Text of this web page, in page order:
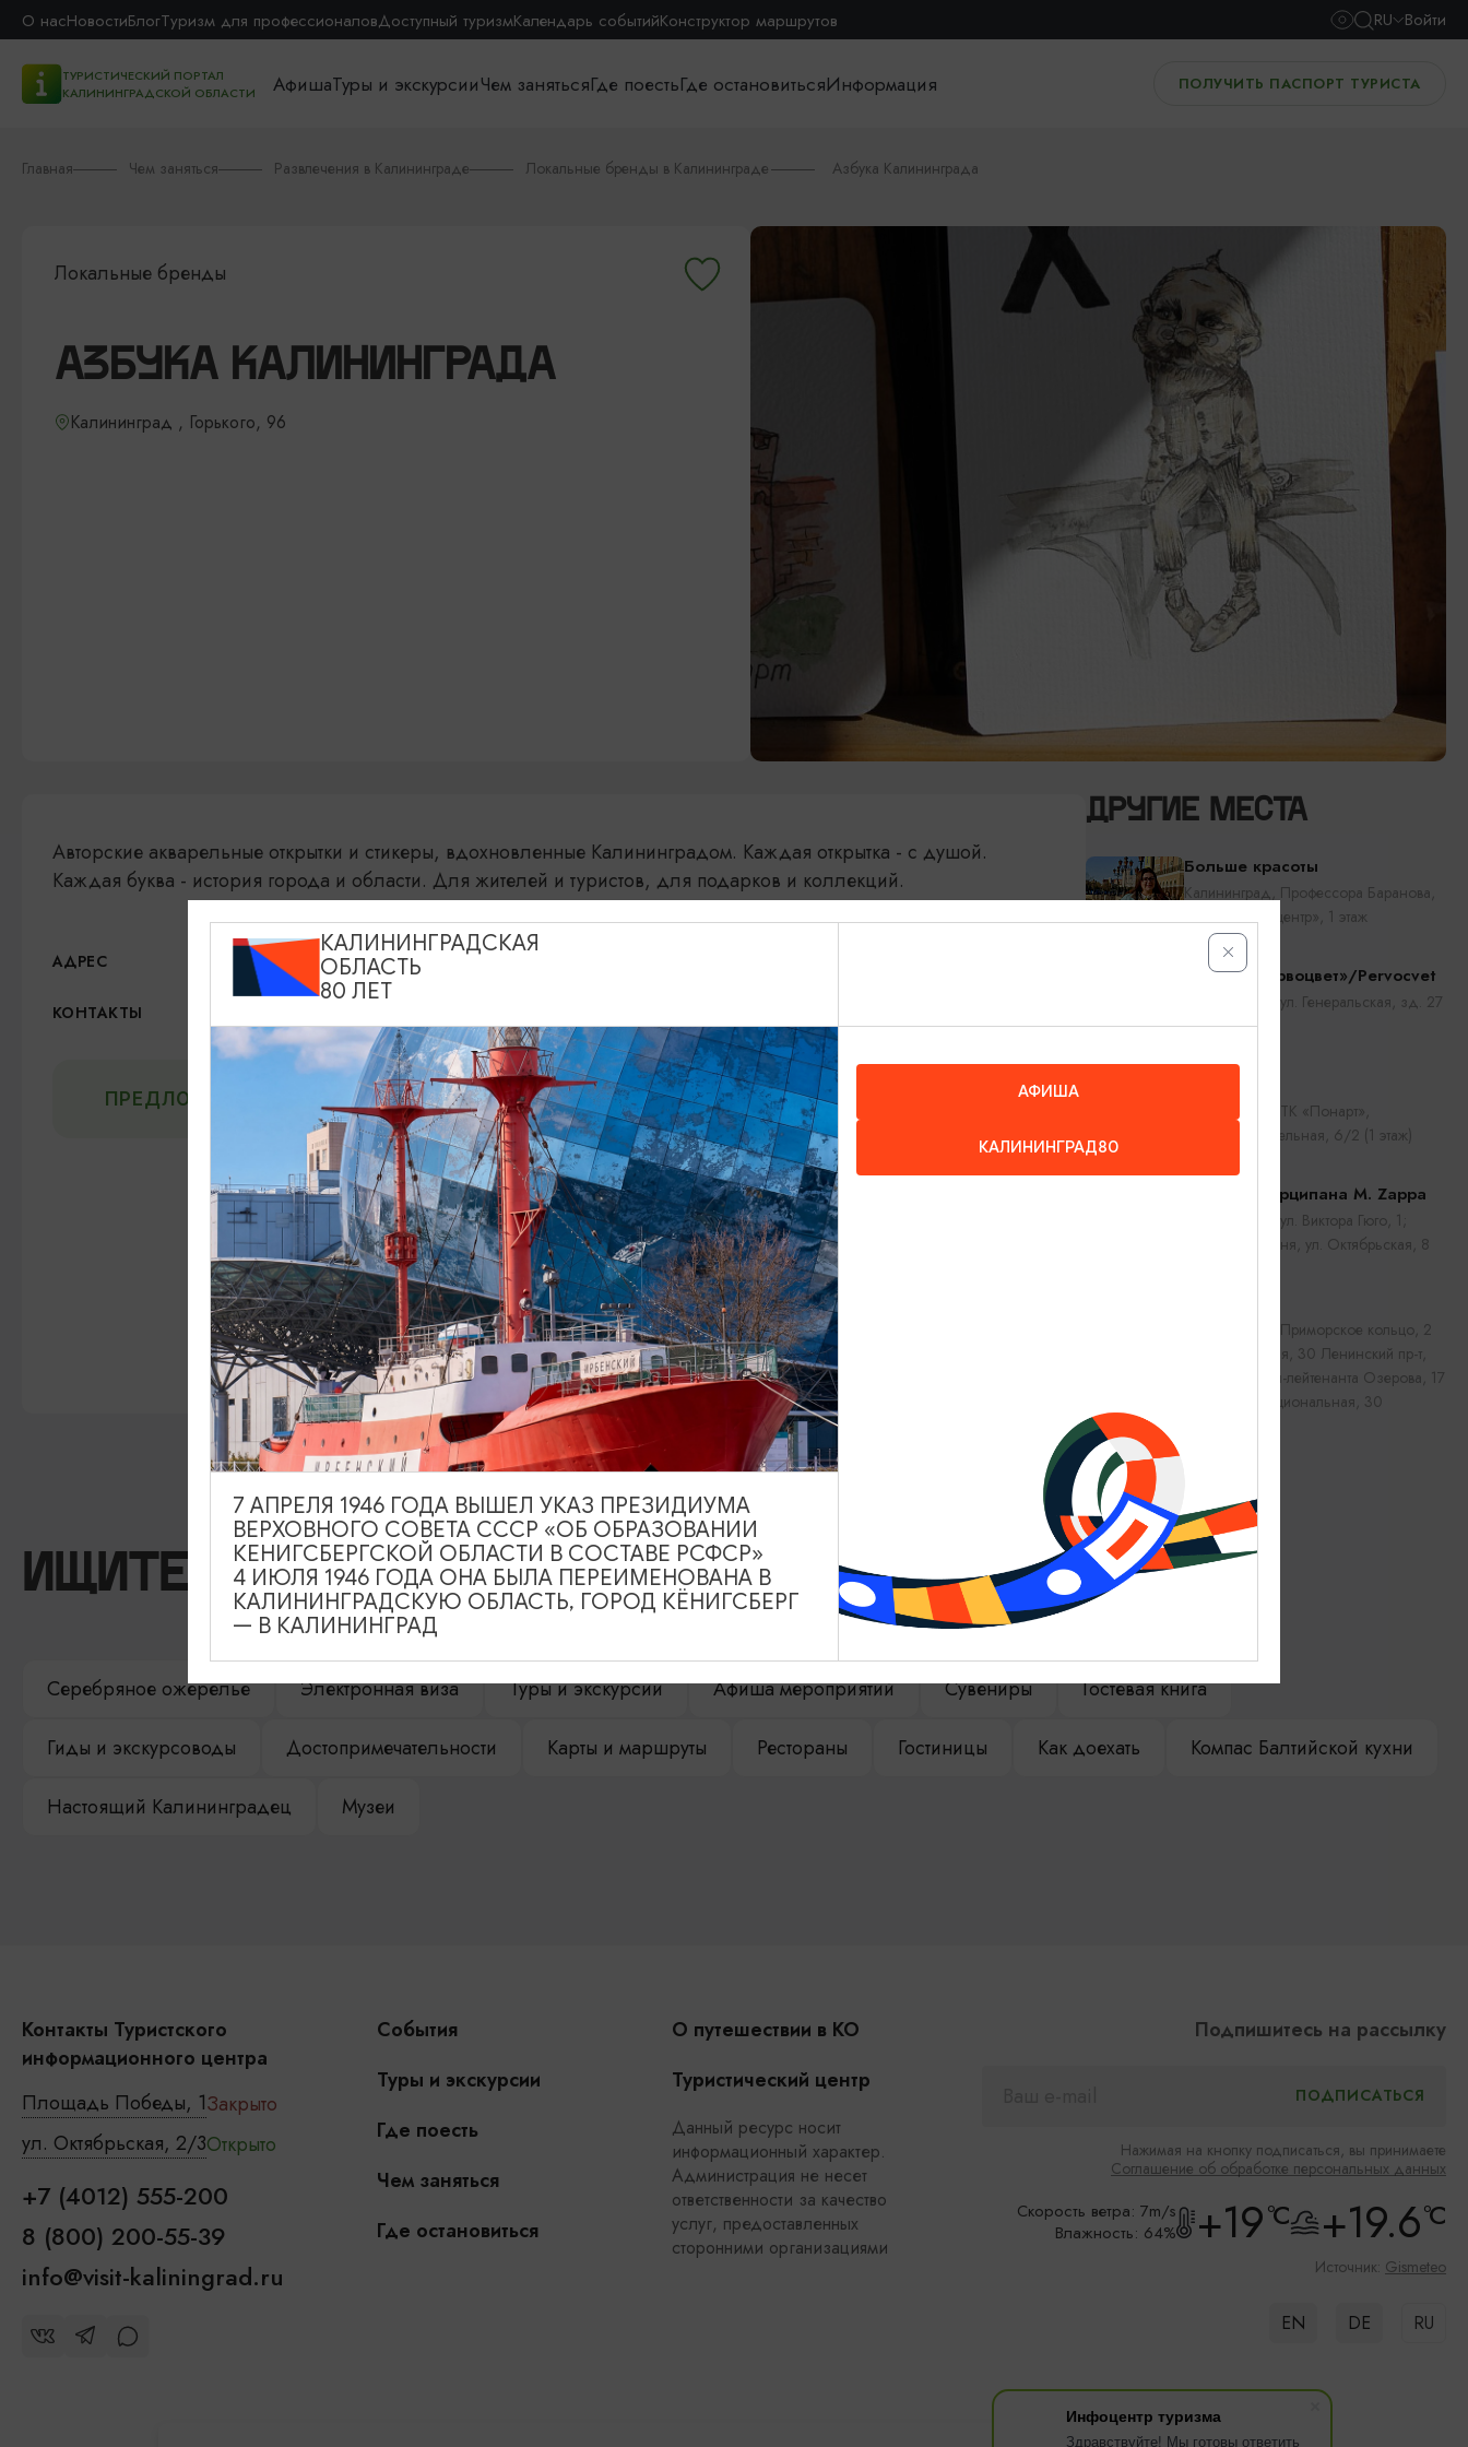
Инфоцентр туризма
Здравствуйте! Мы готовы ответить
О насНовостиБлогТуризм для профессионаловДоступный туризмКалендарь событийКонструктор маршрутов RU Войти
ТУРИСТИЧЕСКИЙ ПОРТАЛ
КАЛИНИНГРАДСКОЙ ОБЛАСТИ
АфишаТуры и экскурсииЧем занятьсяГде поестьГде остановитьсяИнформация ПОЛУЧИТЬ ПАСПОРТ ТУРИСТА
Главная Чем заняться Развлечения в Калининграде Локальные бренды в Калининграде Азбука Калининграда
Локальные бренды
АЗБУКА КАЛИНИНГРАДА
Калининград , Горького, 96
Авторские акварельные открытки и стикеры, вдохновленные Калининградом. Каждая открытка - с душой.
Каждая буква - история города и области. Для жителей и туристов, для подарков и коллекций.
АДРЕС Горького, 96, Показать на карте
КОНТАКТЫ
ПРЕДЛОЖИТЬ ИНФОРМАЦИЮ
ДРУГИЕ МЕСТА
Больше красоты
Калининград, Профессора Баранова,
30, ТРК «Эпицентр», 1 этаж
Студия «Первоцвет»/Pervocvet
Калининград, ул. Генеральская, зд. 27
Калининград, ТК «Понарт»,
ул.Судостроительная, 6/2 (1 этаж)
Магазин марципана M. Zappa
Калининград, ул. Виктора Гюго, 1;
Рыбная деревня, ул. Октябрьская, 8
Калининград, Приморское кольцо, 2
Ул. Театральная, 30 Ленинский пр-т,
30 Ул. Генерал-лейтенанта Озерова, 17
Б Ул. Интернациональная, 30
ИЩИТЕ ТАКЖЕ НА НАШЕМ САЙТЕ
Серебряное ожерелье Электронная виза Туры и экскурсии Афиша мероприятий Сувениры Гостевая книга
Гиды и экскурсоводы Достопримечательности Карты и маршруты Рестораны Гостиницы Как доехать Компас Балтийской кухни
Настоящий Калининградец Музеи
Контакты Туристского
информационного центра
Площадь Победы, 1Закрыто
ул. Октябрьская, 2/3Открыто
+7 (4012) 555-200
8 (800) 200-55-39
info@visit-kaliningrad.ru
События
Туры и экскурсии
Где поесть
Чем заняться
Где остановиться
О путешествии в КО
Туристический центр
Данный ресурс носит
информационный характер.
Администрация не несет
ответственности за качество
услуг, предоставленных
сторонними организациями
Подпишитесь на рассылку
Нажимая на кнопку подписаться, вы принимаете
Соглашение об обработке персональных данных
Скорость ветра: 7m/s
Влажность: 64%
+19°C +19.6°C
Источник: Gismeteo
EN DE RU
КАЛИНИНГРАДСКАЯ
ОБЛАСТЬ
80 ЛЕТ
АФИША
КАЛИНИНГРАД80
7 АПРЕЛЯ 1946 ГОДА ВЫШЕЛ УКАЗ ПРЕЗИДИУМА
ВЕРХОВНОГО СОВЕТА СССР «ОБ ОБРАЗОВАНИИ
КЕНИГСБЕРГСКОЙ ОБЛАСТИ В СОСТАВЕ РСФСР»
4 ИЮЛЯ 1946 ГОДА ОНА БЫЛА ПЕРЕИМЕНОВАНА В
КАЛИНИНГРАДСКУЮ ОБЛАСТЬ, ГОРОД КЁНИГСБЕРГ
— В КАЛИНИНГРАД